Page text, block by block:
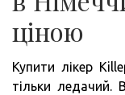
ціною
Купити лікер
тільки ледачий.